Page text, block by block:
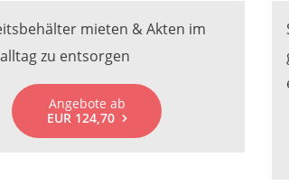
mieten & Akten im
zu entsorgen
Angebote ab
EUR 124,70